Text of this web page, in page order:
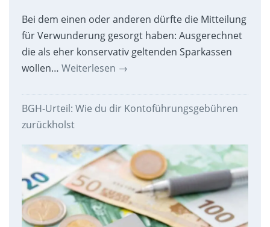
Bei dem einen oder anderen dürfte die Mitteilung
für Verwunderung gesorgt haben: Ausgerechnet
die als eher konservativ geltenden Sparkassen
wollen… Weiterlesen →
BGH-Urteil: Wie du dir Kontoführungsgebühren
zurückholst